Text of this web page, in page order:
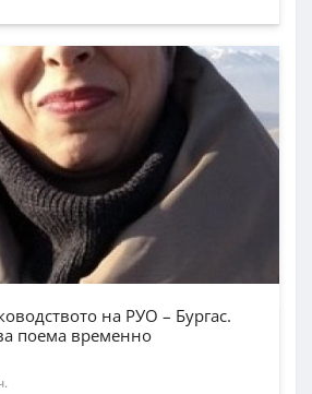
на РУО – Бургас.
поема временно